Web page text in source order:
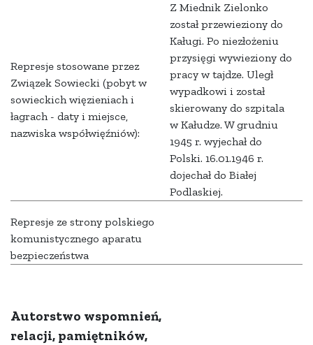
Represje stosowane przez
Związek Sowiecki (pobyt w
sowieckich więzieniach i
łagrach - daty i miejsce,
nazwiska współwięźniów):
Z Miednik Zielonko
został przewieziony do
Kaługi. Po niezłożeniu
przysięgi wywieziony do
pracy w tajdze. Uległ
wypadkowi i został
skierowany do szpitala
w Kałudze. W grudniu
1945 r. wyjechał do
Polski. 16.01.1946 r.
dojechał do Białej
Podlaskiej.
Represje ze strony polskiego
komunistycznego aparatu
bezpieczeństwa
Autorstwo wspomnień,
relacji, pamiętników,